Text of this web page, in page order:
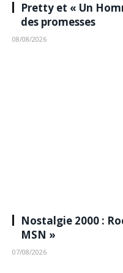
Pretty et « Un
des promesses
08/08/2026
Nostalgie 2000 :
MSN »
07/08/2026